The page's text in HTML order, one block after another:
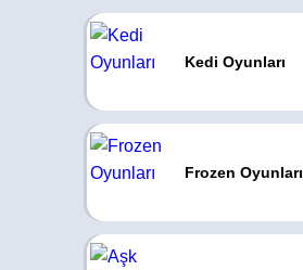
Kedi Oyunları
Frozen Oyunları